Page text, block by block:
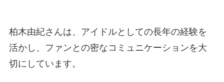
柏木由紀さんは、アイドルとしての長年の経験を
活かし、ファンとの密なコミュニケーションを大
切にしています。